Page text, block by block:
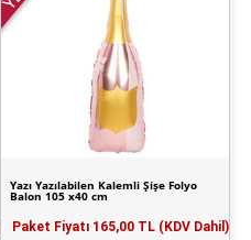
Yazı Yazılabilen Kalemli Şişe Folyo
Balon 105 x40 cm
Paket Fiyatı 165,00 TL (KDV Dahil)